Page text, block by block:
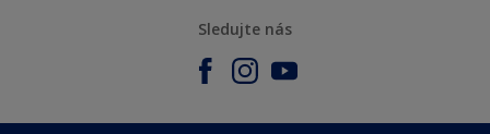
Sledujte nás